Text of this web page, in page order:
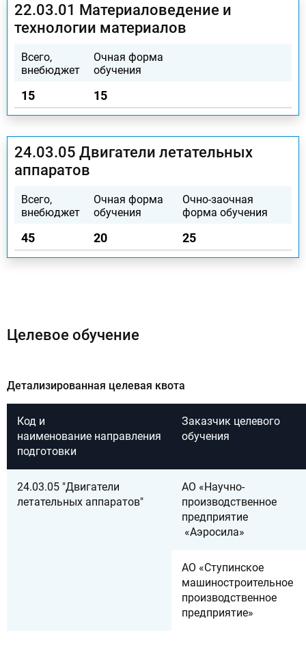
22.03.01 Материаловедение и
технологии материалов
Всего,
внебюджет
Очная форма
обучения
15 15
24.03.05 Двигатели летательных
аппаратов
Всего,
внебюджет
Очная форма
обучения
Очно-заочная
форма обучения
45 20 25
Целевое обучение
Детализированная целевая квота
Код и
наименование направления
подготовки
Заказчик целевого
обучения
24.03.05 "Двигатели
летательных аппаратов"
АО «Научно-
производственное
предприятие
«Аэросила»
АО «Ступинское
машиностроительное
производственное
предприятие»